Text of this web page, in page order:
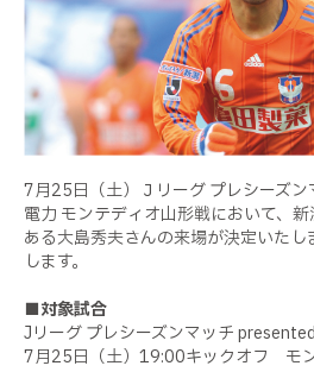
7月25日（土）Ｊリーグ プレシーズ
電力 モンテディオ山形戦において、
ある大島秀夫さんの来場が決定いた
します。
■対象試合
Jリーグ プレシーズンマッチ
7月25日（土）19:00キックオフ モ